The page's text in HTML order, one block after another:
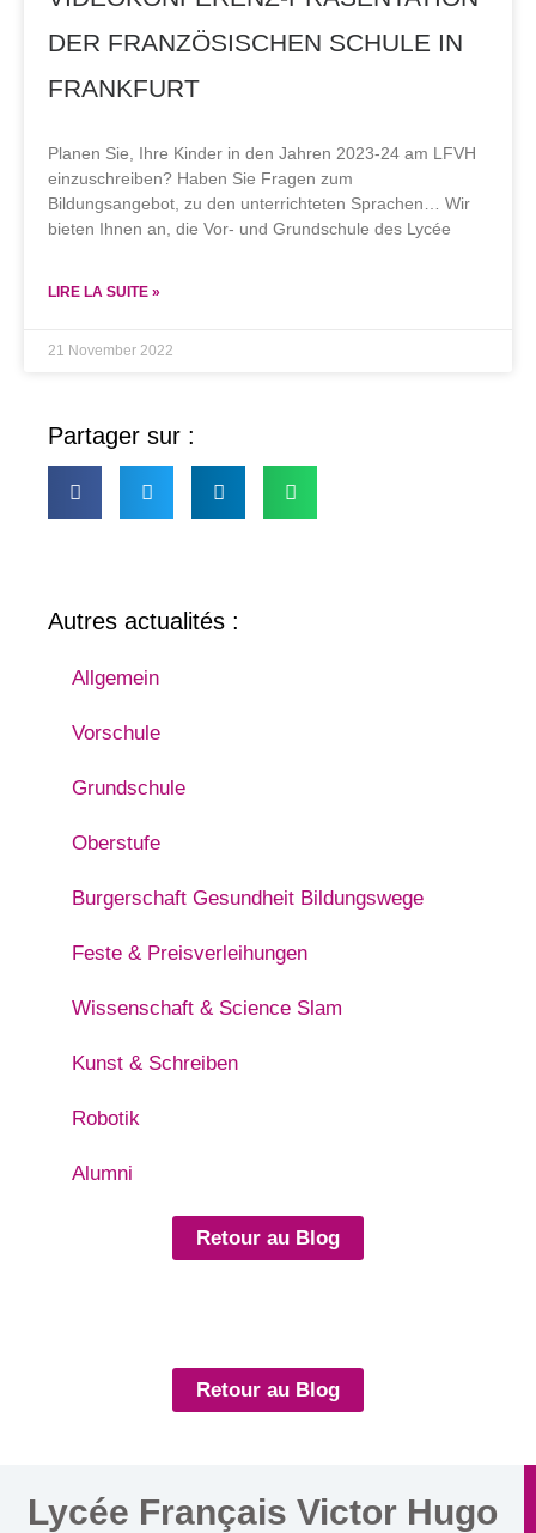
DER FRANZÖSISCHEN SCHULE IN
FRANKFURT
Planen Sie, Ihre Kinder in den Jahren 2023-24 am LFVH
einzuschreiben? Haben Sie Fragen zum
Bildungsangebot, zu den unterrichteten Sprachen… Wir
bieten Ihnen an, die Vor- und Grundschule des Lycée
LIRE LA SUITE »
21 November 2022
Partager sur :
Autres actualités :
Allgemein
Vorschule
Grundschule
Oberstufe
Burgerschaft Gesundheit Bildungswege
Feste & Preisverleihungen
Wissenschaft & Science Slam
Kunst & Schreiben
Robotik
Alumni
Retour au Blog
Retour au Blog
Lycée Français Victor Hugo